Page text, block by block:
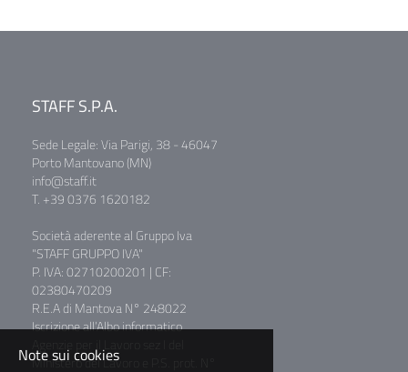
STAFF S.P.A.
Sede Legale: Via Parigi, 38 - 46047
Porto Mantovano (MN)
info@staff.it
T. +39 0376 1620182
Società aderente al Gruppo Iva
"STAFF GRUPPO IVA"
P. IVA: 02710200201 | CF:
02380470209
R.E.A di Mantova N° 248022
Iscrizione all’Albo informatico
Ministero del Lavoro e P.S. prot. N°
Note sui cookies